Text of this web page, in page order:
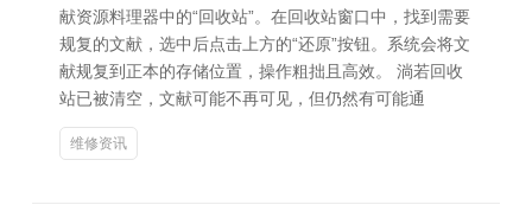
献资源料理器中的“回收站”。在回收站窗口中，找到需要
规复的文献，选中后点击上方的“还原”按钮。系统会将文
献规复到正本的存储位置，操作粗拙且高效。 淌若回收
站已被清空，文献可能不再可见，但仍然有可能通
维修资讯